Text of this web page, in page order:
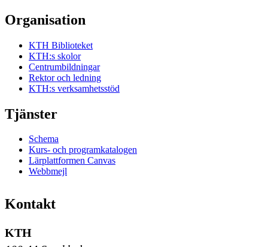
Organisation
KTH Biblioteket
KTH:s skolor
Centrumbildningar
Rektor och ledning
KTH:s verksamhetsstöd
Tjänster
Schema
Kurs- och programkatalogen
Lärplattformen Canvas
Webbmejl
Kontakt
KTH